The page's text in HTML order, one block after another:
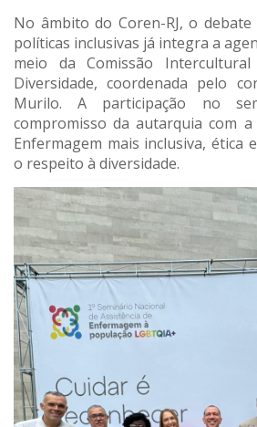
No âmbito do Coren-RJ, o
políticas inclusivas já integra a
meio da Comissão
Diversidade, coordenada pelo
Murilo. A participação no
compromisso da autarquia com
Enfermagem mais inclusiva, ética
o respeito à diversidade.